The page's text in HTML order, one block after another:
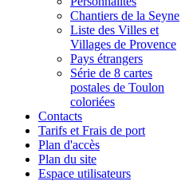
Chantiers de la Seyne
Liste des Villes et
Villages de Provence
Pays étrangers
Série de 8 cartes
postales de Toulon
coloriées
Contacts
Tarifs et Frais de port
Plan d'accès
Plan du site
Espace utilisateurs